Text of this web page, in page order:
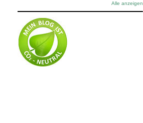
Alle anzeigen